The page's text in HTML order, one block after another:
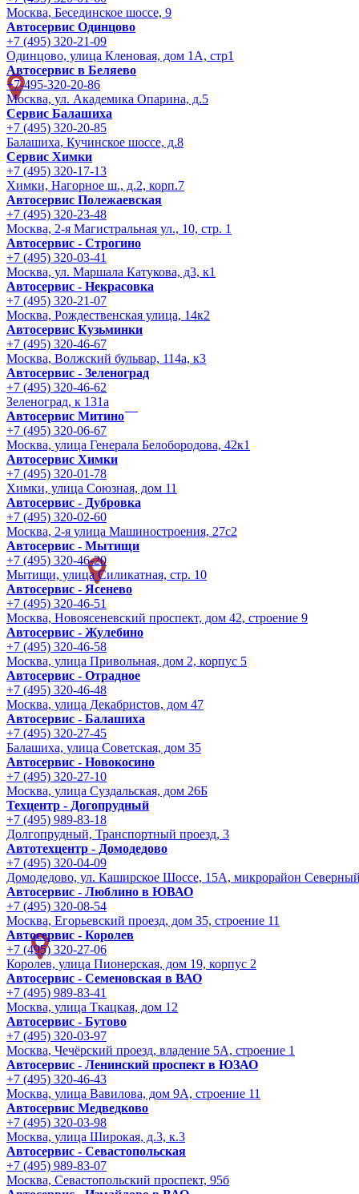
Москва, Бесединское шоссе, 9
Автосервис Одинцово
+7 (495) 320-21-09
Одинцово, улица Кленовая, дом 1А, стр1
Автосервис в Беляево
+7-495-320-20-86
Москва, ул. Академика Опарина, д.5
Сервис Балашиха
+7 (495) 320-20-85
Балашиха, Кучинское шоссе, д.8
Сервис Химки
+7 (495) 320-17-13
Химки, Нагорное ш., д.2, корп.7
Автосервис Полежаевская
+7 (495) 320-23-48
Москва, 2-я Магистральная ул., 10, стр. 1
Автосервис - Строгино
+7 (495) 320-03-41
Москва, ул. Маршала Катукова, д3, к1
Автосервис - Некрасовка
+7 (495) 320-21-07
Москва, Рождественская улица, 14к2
Автосервис Кузьминки
+7 (495) 320-46-67
Москва, Волжский бульвар, 114а, к3
Автосервис - Зеленоград
+7 (495) 320-46-62
Зеленоград, к 131а
Автосервис Митино
+7 (495) 320-06-67
Москва, улица Генерала Белобородова, 42к1
Автосервис Химки
+7 (495) 320-01-78
Химки, улица Союзная, дом 11
Автосервис - Дубровка
+7 (495) 320-02-60
Москва, 2-я улица Машиностроения, 27с2
Автосервис - Мытищи
+7 (495) 320-46-20
Мытищи, улица Силикатная, стр. 10
Автосервис - Ясенево
+7 (495) 320-46-51
Москва, Новоясеневский проспект, дом 42, строение 9
Автосервис - Жулебино
+7 (495) 320-46-58
Москва, улица Привольная, дом 2, корпус 5
Автосервис - Отрадное
+7 (495) 320-46-48
Москва, улица Декабристов, дом 47
Автосервис - Балашиха
+7 (495) 320-27-45
Балашиха, улица Советская, дом 35
Автосервис - Новокосино
+7 (495) 320-27-10
Москва, улица Суздальская, дом 26Б
Техцентр - Догопрудный
+7 (495) 989-83-18
Долгопрудный, Транспортный проезд, 3
Автотехцентр - Домодедово
+7 (495) 320-04-09
Домодедово, ул. Каширское Шоссе, 15А, микрорайон
Автосервис - Люблино в ЮВАО
+7 (495) 320-08-54
Москва, Егорьевский проезд, дом 35, строение 11
Автосервис - Королев
+7 (495) 320-27-06
Королев, улица Пионерская, дом 19, корпус 2
Автосервис - Семеновская в ВАО
+7 (495) 989-83-41
Москва, улица Ткацкая, дом 12
Автосервис - Бутово
+7 (495) 320-03-97
Москва, Чечёрский проезд, владение 5А, строение 1
Автосервис - Ленинский проспект в ЮЗАО
+7 (495) 320-46-43
Москва, улица Вавилова, дом 9A, строение 11
Автосервис Медведково
+7 (495) 320-03-98
Москва, улица Широкая, д.3, к.3
Автосервис - Cевастопольская
+7 (495) 989-83-07
Москва, Севастопольский проспект, 95б